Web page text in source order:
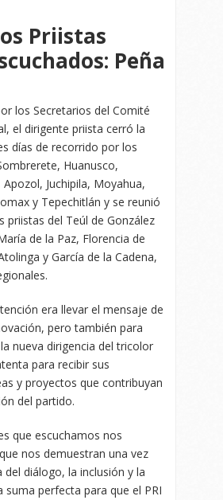
Priistas
Peña
los Secretarios del Comité
el dirigente priista cerró la
días de recorrido por los
Huanusco,
Apozol, Juchipila, Moyahua,
y Tepechitlán y se reunió
priistas del Teúl de González
de la Paz, Florencia de
y García de la Cadena,
era llevar el mensaje de
pero también para
nueva dirigencia del tricolor
para recibir sus
y proyectos que contribuyan
del partido.
que escuchamos nos
nos demuestran una vez
del diálogo, la inclusión y la
suma perfecta para que el PRI